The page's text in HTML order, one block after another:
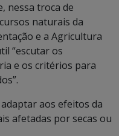
nessa troca de
naturais da
e a Agricultura
“escutar os
e os critérios para
aos efeitos da
afetadas por secas ou